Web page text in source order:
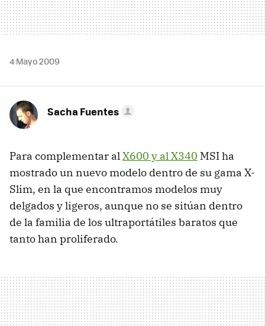
4 Mayo 2009
Sacha Fuentes
Para complementar alX600 y al X340 MSIha
mostrado un nuevo modelo dentro de su gama X-
Slim, en la que encontramos modelos muy
delgados y ligeros, aunque no se sitúan dentro
de la familia de los ultraportátiles baratos que
tanto han proliferado.